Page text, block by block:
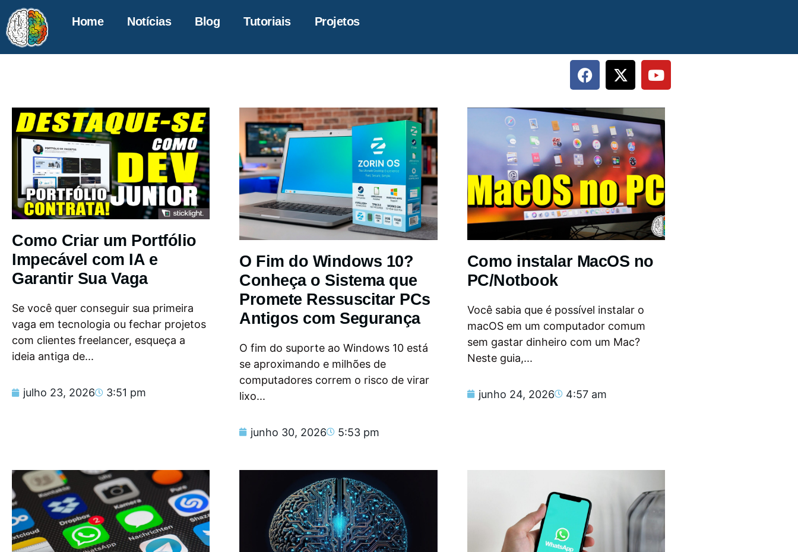
Home Notícias Blog Tutoriais Projetos
Como Criar um Portfólio
Impecável com IA e
Garantir Sua Vaga
Se você quer conseguir sua primeira
vaga em tecnologia ou fechar projetos
com clientes freelancer, esqueça a
ideia antiga de...
julho 23, 2026 3:51 pm
O Fim do Windows 10?
Conheça o Sistema que
Promete Ressuscitar PCs
Antigos com Segurança
O fim do suporte ao Windows 10 está
se aproximando e milhões de
computadores correm o risco de virar
lixo...
junho 30, 2026 5:53 pm
Como instalar MacOS no
PC/Notbook
Você sabia que é possível instalar o
macOS em um computador comum
sem gastar dinheiro com um Mac?
Neste guia,...
junho 24, 2026 4:57 am